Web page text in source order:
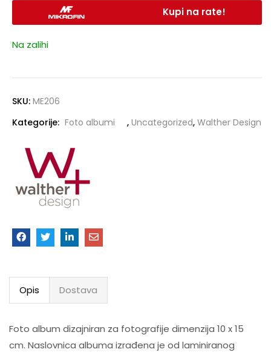
Kupi na rate!
Na zalihi
SKU: ME206
Kategorije: Foto albumi , Uncategorized, Walther Design
Opis Dostava
Foto album dizajniran za fotografije dimenzija 10 x 15
cm. Naslovnica albuma izrađena je od laminiranog